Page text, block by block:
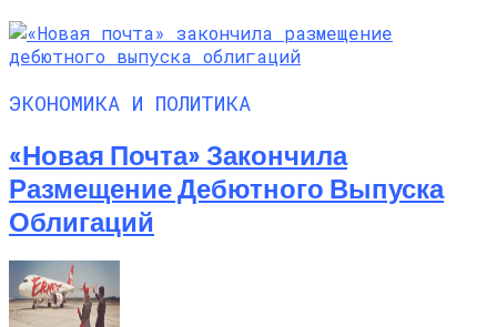
ЭКОНОМИКА И ПОЛИТИКА
«Новая Почта» Закончила
Размещение Дебютного Выпуска
Облигаций